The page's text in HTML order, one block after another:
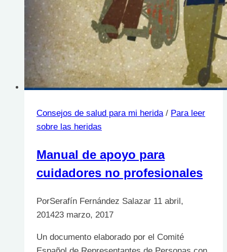
Consejos de salud para mi herida / Para leer
sobre las heridas
Manual de apoyo para
cuidadores no profesionales
PorSerafín Fernández Salazar 11 abril,
201423 marzo, 2017
Un documento elaborado por el Comité